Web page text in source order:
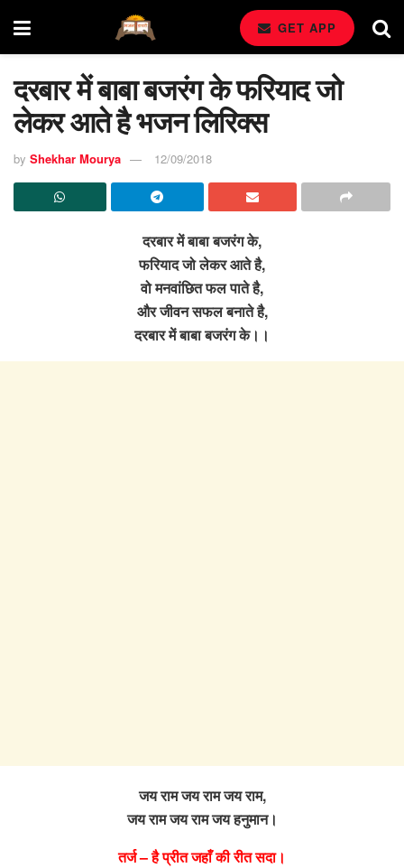
GET APP
दरबार में बाबा बजरंग के फरियाद जो
लेकर आते है भजन लिरिक्स
by Shekhar Mourya 12/09/2018
दरबार में बाबा बजरंग के,
फरियाद जो लेकर आते है,
वो मनवांछित फल पाते है,
और जीवन सफल बनाते है,
दरबार में बाबा बजरंग के।।
जय राम जय राम जय राम,
जय राम जय राम जय हनुमान।
तर्ज – है प्रीत जहाँ की रीत सदा।